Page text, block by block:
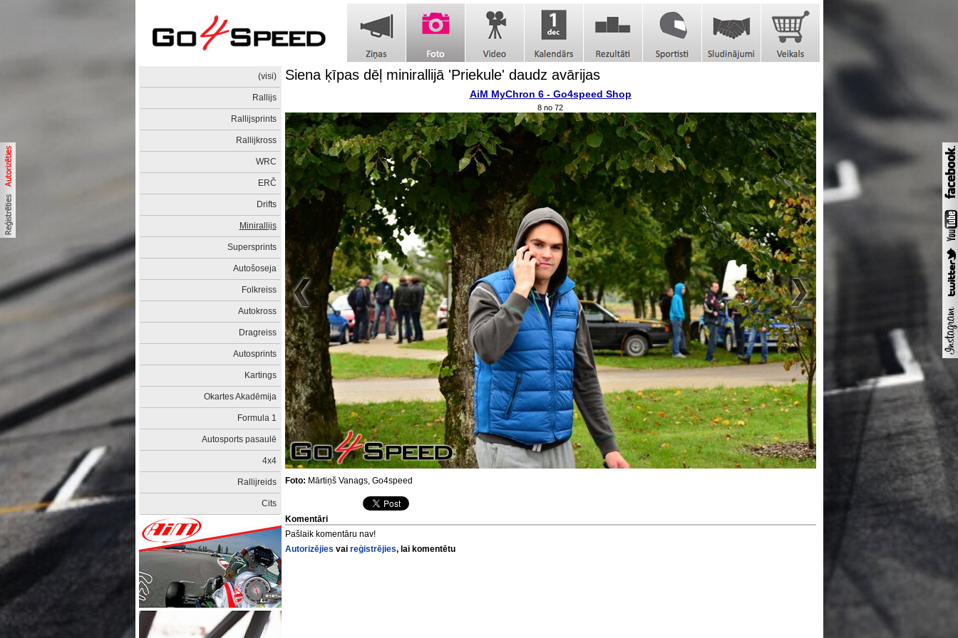
(visi)
Rallijs
Rallijsprints
Rallijkross
WRC
ERČ
Drifts
Minirallijs
Supersprints
Autošoseja
Folkreiss
Autokross
Dragreiss
Autosprints
Kartings
Okartes Akadēmija
Formula 1
Autosports pasaulē
4x4
Rallijreids
Cits
Siena ķīpas dēļ minirallijā 'Priekule' daudz avārijas
AiM MyChron 6 - Go4speed Shop
8 no 72
Foto: Mārtiņš Vanags, Go4speed
Komentāri
Pašlaik komentāru nav!
Autorizējies vai reģistrējies, lai komentētu